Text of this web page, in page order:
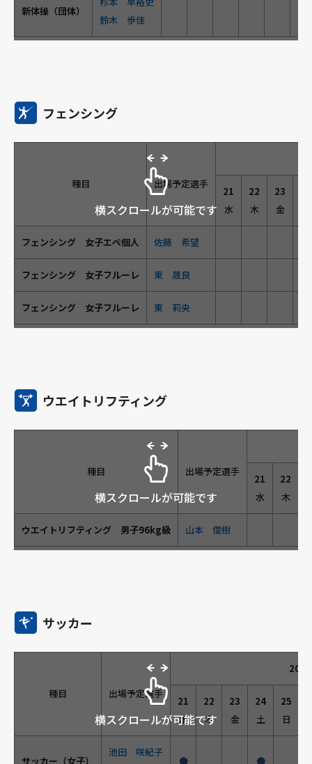
新体操（団体）
鈴木 歩佳
フェンシング
種目 出場予定選手
21
水
22
木
23
金
フェンシング 女子エペ個人 佐藤 希望
フェンシング 女子フルーレ 東 晟良
フェンシング 女子フルーレ 東 莉央
横スクロールが可能です
ウエイトリフティング
種目 出場予定選手
21
水
22
木
ウエイトリフティング 男子96kg級 山本 俊樹
横スクロールが可能です
サッカー
種目 出場予定選手
21
水
22
木
23
金
24
土
25
日
サッカー（女子）
池田 咲紀子
● ●
横スクロールが可能です